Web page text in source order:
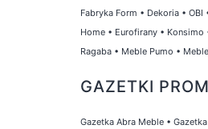
Fabryka Form • Dekoria • OBI
Home • Eurofirany • Konsimo
Ragaba • Meble Pumo •
GAZETKI
Gazetka Abra Meble •